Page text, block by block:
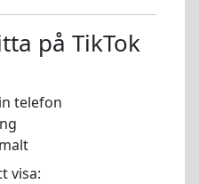
på TikTok
telefon
visa: